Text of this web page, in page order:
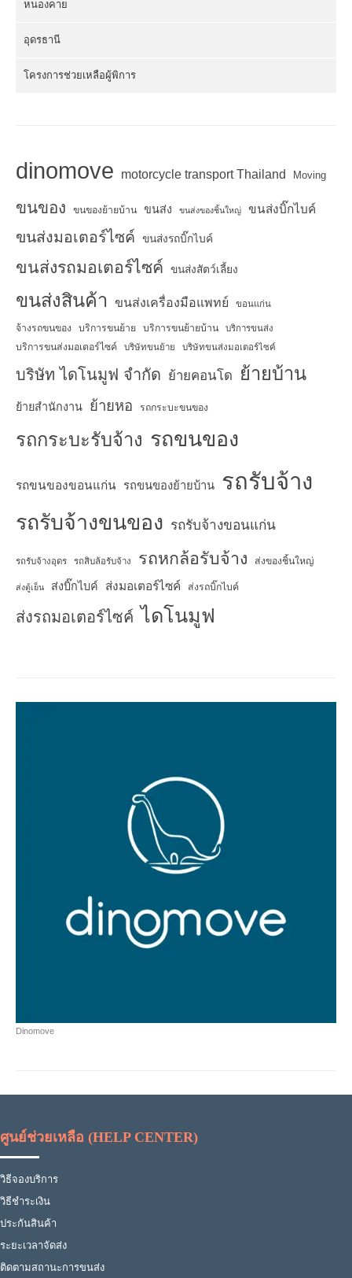
หนองคาย
อุดรธานี
โครงการช่วยเหลือผู้พิการ
dinomove motorcycle transport Thailand Moving
ขนของ ขนของย้ายบ้าน ขนส่ง ขนส่งของชิ้นใหญ่ ขนส่งบิ๊กไบค์
ขนส่งมอเตอร์ไซค์ ขนส่งรถบิ๊กไบค์
ขนส่งรถมอเตอร์ไซค์ ขนส่งสัตว์เลี้ยง
ขนส่งสินค้า ขนส่งเครื่องมือแพทย์ ขอนแก่น
จ้างรถขนของ บริการขนย้าย บริการขนย้ายบ้าน บริการขนส่ง
บริการขนส่งมอเตอร์ไซค์ บริษัทขนย้าย บริษัทขนส่งมอเตอร์ไซค์
บริษัท ไดโนมูฟ จำกัด ย้ายคอนโด ย้ายบ้าน
ย้ายสำนักงาน ย้ายหอ รถกระบะขนของ
รถกระบะรับจ้าง รถขนของ
รถขนของขอนแก่น รถขนของย้ายบ้าน รถรับจ้าง
รถรับจ้างขนของ รถรับจ้างขอนแก่น
รถรับจ้างอุดร รถสิบล้อรับจ้าง รถหกล้อรับจ้าง ส่งของชิ้นใหญ่
ส่งตู้เย็น ส่งบิ๊กไบค์ ส่งมอเตอร์ไซค์ ส่งรถบิ๊กไบค์
ส่งรถมอเตอร์ไซค์ ไดโนมูฟ
Dinomove
ศูนย์ช่วยเหลือ (HELP CENTER)
วิธีจองบริการ
วิธีชำระเงิน
ประกันสินค้า
ระยะเวลาจัดส่ง
ติดตามสถานะการขนส่ง